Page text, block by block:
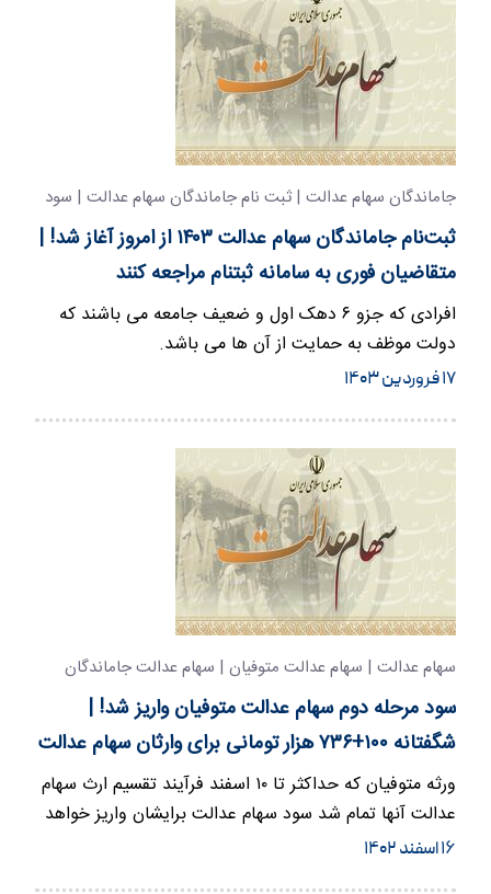
جاماندگان سهام عدالت | ثبت نام جاماندگان سهام عدالت | سود
سهام عدالت
ثبت‌نام جاماندگان سهام عدالت ۱۴۰۳ از امروز آغاز شد! |
متقاضیان فوری به سامانه ثبتنام مراجعه کنند
افرادی که جزو ۶ دهک اول و ضعیف جامعه می باشند که
دولت موظف به حمایت از آن ها می باشد.
۱۷ فروردین ۱۴۰۳
سهام عدالت | سهام عدالت متوفیان | سهام عدالت جاماندگان
سود مرحله دوم سهام عدالت متوفیان واریز شد! |
شگفتانه ۱۰۰+۷۳۶ هزار تومانی برای وارثان سهام عدالت
ورثه متوفیان که حداکثر تا ۱۰ اسفند فرآیند تقسیم ارث سهام
عدالت آنها تمام شد سود سهام عدالت برایشان واریز خواهد
شد.
۱۶ اسفند ۱۴۰۲